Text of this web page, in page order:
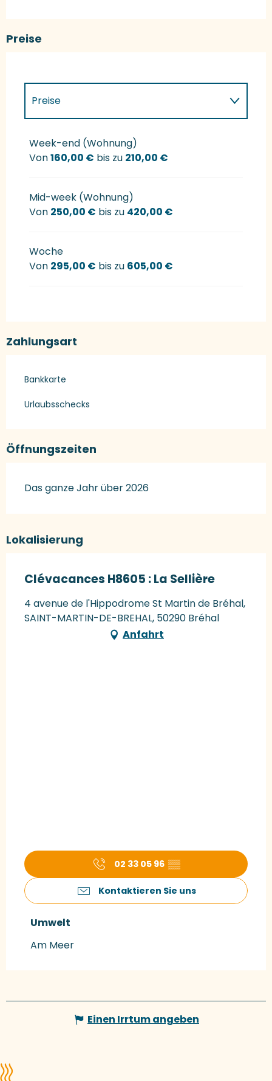
Preise
Preise
Preise 2027
Week-end (Wohnung)
Von160,00 € bis zu 210,00 €
Mid-week (Wohnung)
Von 250,00 € bis zu 420,00 €
Woche
Von 295,00 € bis zu 605,00 €
Zahlungsart
Bankkarte
Urlaubsschecks
Öffnungszeiten
Das ganze Jahr über 2026
Lokalisierung
Clévacances H8605 : La Sellière
4 avenue de l'Hippodrome St Martin de Bréhal,
SAINT-MARTIN-DE-BREHAL, 50290 Bréhal
Anfahrt
02 33 05 96 ▒▒
Kontaktieren Sie uns
Umwelt
Umwelt
Am Meer
Einen Irrtum angeben